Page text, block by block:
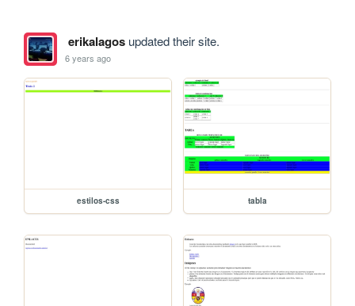
erikalagosupdated their site.
6 years ago
estilos-css tabla